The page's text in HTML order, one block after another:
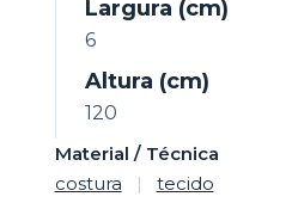
Largura (cm)
6
Altura (cm)
120
Material / Técnica
costura
| tecido